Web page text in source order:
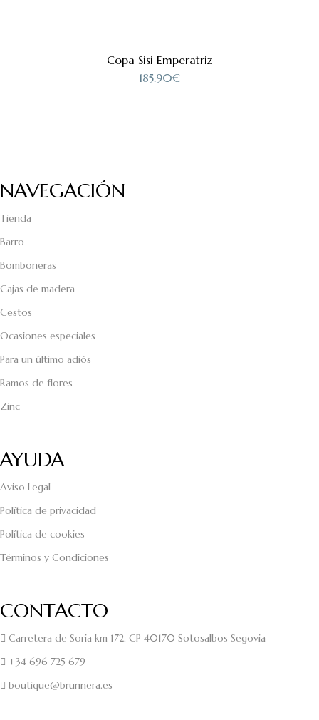
Copa Sisi Emperatriz
185.90€
NAVEGACIÓN
Tienda
Barro
Bomboneras
Cajas de madera
Cestos
Ocasiones especiales
Para un último adiós
Ramos de flores
Zinc
AYUDA
Aviso Legal
Política de privacidad
Política de cookies
Términos y Condiciones
CONTACTO
Carretera de Soria km 172. CP 40170 Sotosalbos Segovia
+34 696 725 679
boutique@brunnera.es